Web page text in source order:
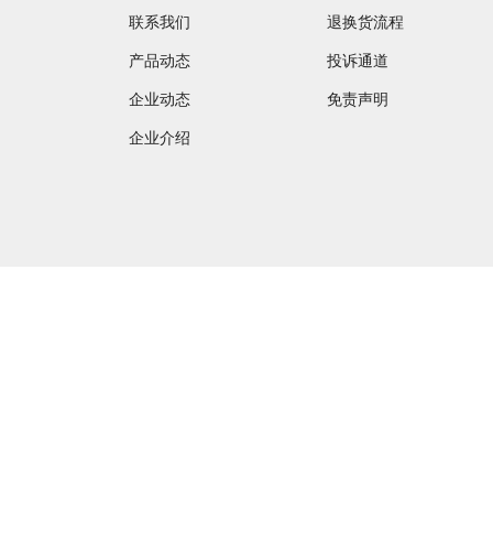
联系我们
产品动态
企业动态
企业介绍
退换货流程
投诉通道
免责声明